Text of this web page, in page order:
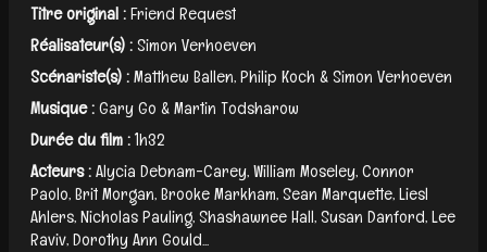
Titre original :Friend Request
Réalisateur(s) :Simon Verhoeven
Scénariste(s) :Matthew Ballen, Philip Koch & Simon Verhoeven
Musique :Gary Go & Martin Todsharow
Durée du film :1h32
Acteurs :Alycia Debnam-Carey, William Moseley, Connor
Paolo, Brit Morgan, Brooke Markham, Sean Marquette, Liesl
Ahlers, Nicholas Pauling, Shashawnee Hall, Susan Danford, Lee
Raviv, Dorothy Ann Gould...